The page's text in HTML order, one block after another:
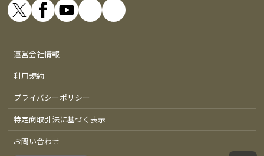
運営会社情報
利用規約
プライバシーポリシー
特定商取引法に基づく表示
お問い合わせ